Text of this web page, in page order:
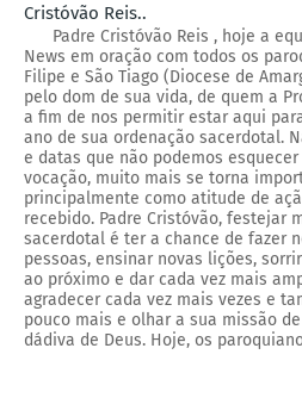
Cristóvão Reis..
Padre Cristóvão Reis , hoje a
News em oração com todos os
Filipe e São Tiago (Diocese de
pelo dom de sua vida, de quem a
a fim de nos permitir estar aqui
ano de sua ordenação sacerdotal.
e datas que não podemos
vocação, muito mais se torna
principalmente como atitude de
recebido. Padre Cristóvão, festejar
sacerdotal é ter a chance de fazer
pessoas, ensinar novas lições,
ao próximo e dar cada vez mais
agradecer cada vez mais vezes e
pouco mais e olhar a sua missão
dádiva de Deus. Hoje, os